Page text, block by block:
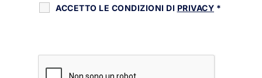
ACCETTO LE CONDIZIONI DI PRIVACY *